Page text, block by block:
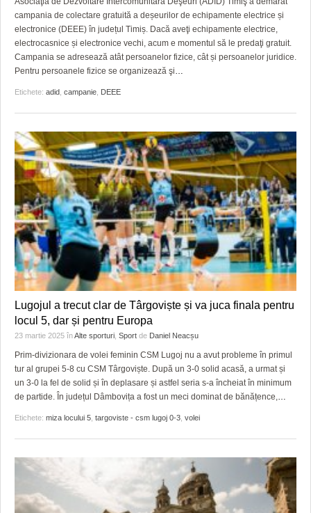
GRĂDINA TAICII DOMNULUI
ZIARISTU’ DE TERASĂ
CU OIŞTEA-N KIERKEGAARD
FINANŢĂRI DE LA A LA Z
PE SURSE
CRONICĂ DE FILM
UNDE MERGEM
FILME DOCUMENTARE
CLIPURI VIDEO
JOCURI ONLINE
ACCIDENTE
ANUNŢURI
INFO SI UTILE
CULTURA
INVATAMANT
JUSTITIE
FILME DOCUMENTARE
CLIPURI VIDEO
JOCURI ONLINE
DIVERSE
FARMACII DIN TIMIŞOARA
HARTA TIMIŞOAREI
PRIMĂRIILE DIN TIMIŞ
SFATUL MEDICULUI
campania de colectare gratuită a deșeurilor de echipamente electrice și
electronice (DEEE) în județul Timiș. Dacă aveţi echipamente electrice,
electrocasnice și electronice vechi, acum e momentul să le predaţi gratuit.
Campania se adresează atât persoanelor fizice, cât și persoanelor juridice.
Pentru persoanele fizice se organizează şi…
Etichete: adid campanie DEEE
Lugojul a trecut clar de Târgoviște și va juca finala pentru
locul 5, dar și pentru Europa
23 martie 2025 înAlte sporturi Sport de Daniel Neacșu
Prim-divizionara de volei feminin CSM Lugoj nu a avut probleme în primul
tur al grupei 5-8 cu CSM Târgoviște. După un 3-0 solid acasă, a urmat și
un 3-0 la fel de solid și în deplasare și astfel seria s-a încheiat în minimum
de partide. În județul Dâmbovița a fost un meci dominat de bănățence,…
Etichete: miza locului 5 targoviste - csm lugoj 0-3 volei